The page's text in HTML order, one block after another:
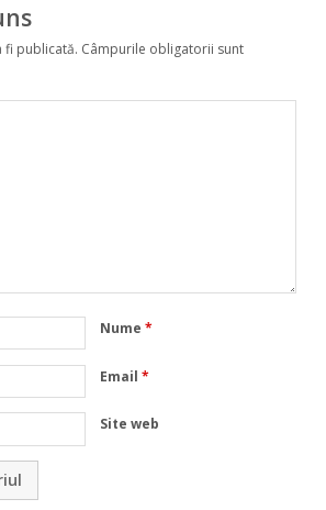
fi publicată. Câmpurile obligatorii sunt
Nume*
Email*
Site web